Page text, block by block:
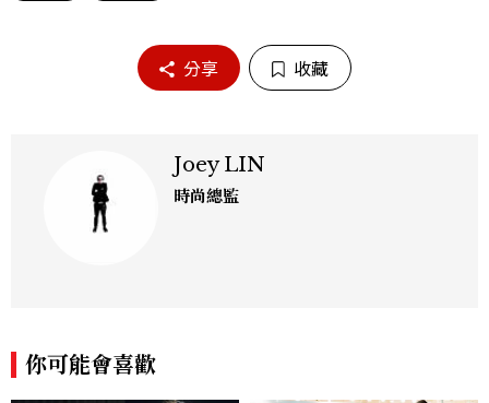
分享 收藏
Joey LIN
時尚總監
你可能會喜歡